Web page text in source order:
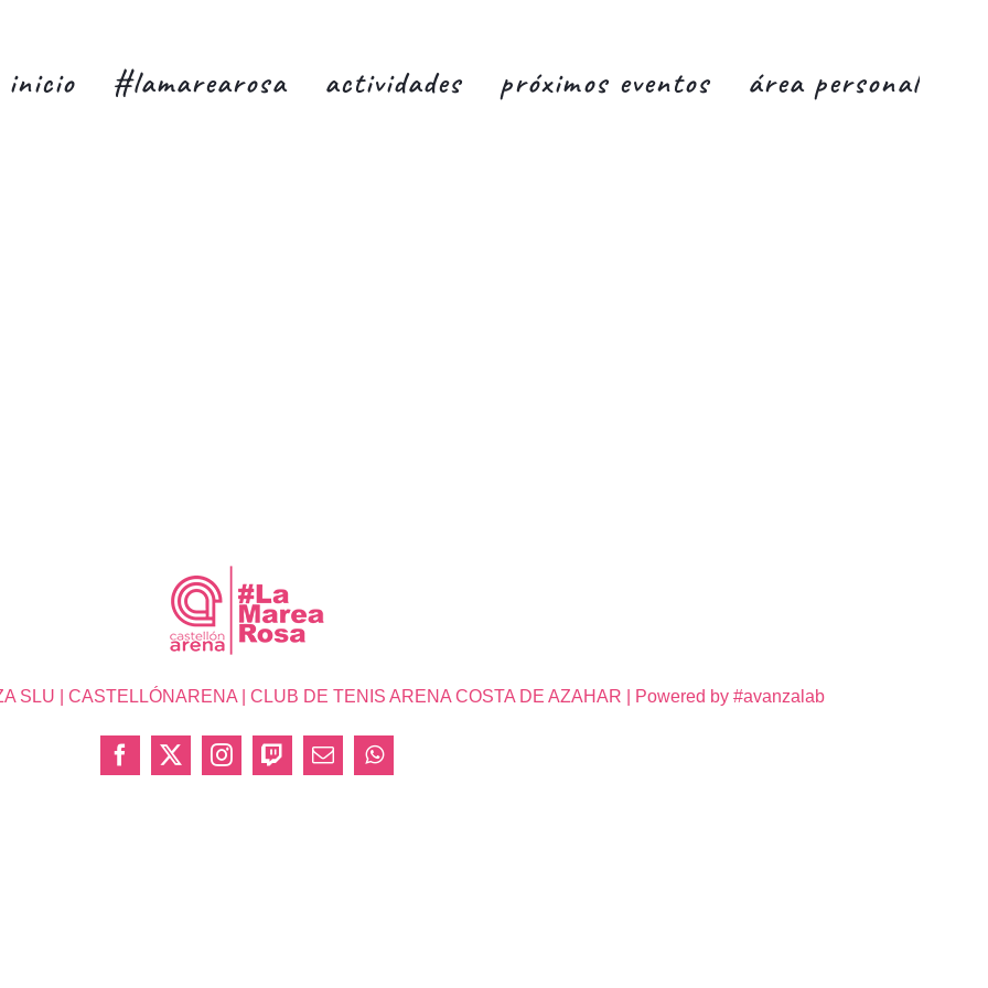
inicio #lamarearosa actividades próximos eventos área personal
| CASTELLÓNARENA | CLUB DE TENIS ARENA COSTA DE AZAHAR | Powered by #avanzalab
Facebook
X InstagramTwitchCorreoWhatsApp